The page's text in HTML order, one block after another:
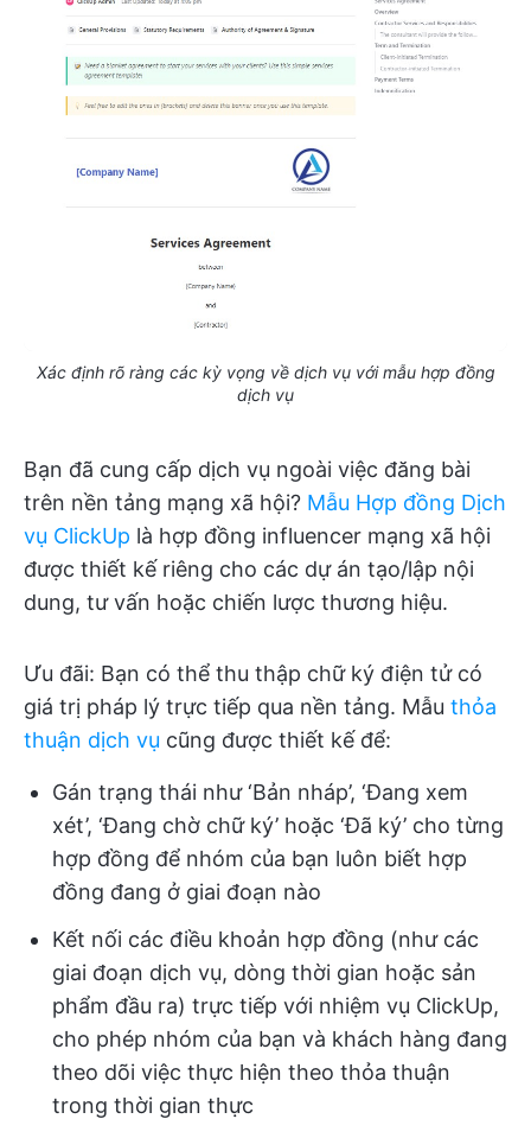
Xác định rõ ràng các kỳ vọng về dịch vụ với mẫu hợp đồng
dịch vụ
Bạn đã cung cấp dịch vụ ngoài việc đăng bài
trên nền tảng mạng xã hội? Mẫu Hợp đồng Dịch
vụ ClickUp là hợp đồng influencer mạng xã hội
được thiết kế riêng cho các dự án tạo/lập nội
dung, tư vấn hoặc chiến lược thương hiệu.
Ưu đãi: Bạn có thể thu thập chữ ký điện tử có
giá trị pháp lý trực tiếp qua nền tảng. Mẫu thỏa
thuận dịch vụ cũng được thiết kế để:
Gán trạng thái như ‘Bản nháp’, ‘Đang xem
xét’, ‘Đang chờ chữ ký’ hoặc ‘Đã ký’ cho từng
hợp đồng để nhóm của bạn luôn biết hợp
đồng đang ở giai đoạn nào
Kết nối các điều khoản hợp đồng (như các
giai đoạn dịch vụ, dòng thời gian hoặc sản
phẩm đầu ra) trực tiếp với nhiệm vụ ClickUp,
cho phép nhóm của bạn và khách hàng đang
theo dõi việc thực hiện theo thỏa thuận
trong thời gian thực